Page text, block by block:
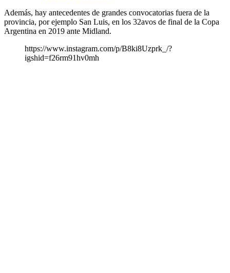
Además, hay antecedentes de grandes convocatorias fuera de la
provincia, por ejemplo San Luis, en los 32avos de final de la Copa
Argentina en 2019 ante Midland.
https://www.instagram.com/p/B8ki8Uzprk_/?
igshid=f26rm91hv0mh